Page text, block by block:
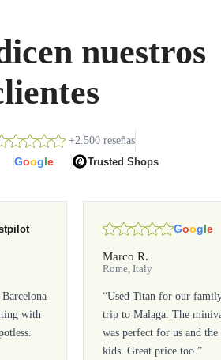
nuestros
+2.500 reseñas
Google Trusted Shops
with
Google
Marco R.
Rome, Italy
“Used Titan for our
trip to Malaga. The
was perfect for us and the
kids. Great price too.”